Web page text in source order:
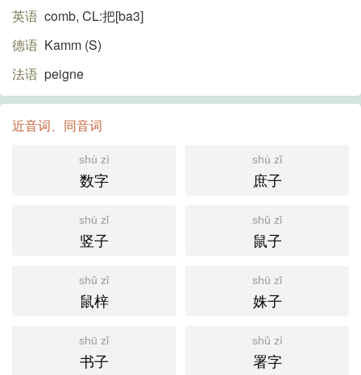
英语 comb, CL:把[ba3]
德语 Kamm (S)​
法语 peigne
近音词、同音词
shù zì
数字
shù zǐ
庶子
shù zǐ
竖子
shǔ zǐ
鼠子
shǔ zǐ
鼠梓
shū zǐ
姝子
shū zǐ
书子
shǔ zì
署字